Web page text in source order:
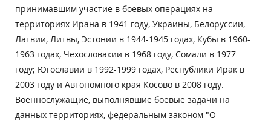
принимавшим участие в боевых операциях на
территориях Ирана в 1941 году, Украины, Белоруссии,
Латвии, Литвы, Эстонии в 1944-1945 годах, Кубы в 1960-
1963 годах, Чехословакии в 1968 году, Сомали в 1977
году; Югославии в 1992-1999 годах, Республики Ирак в
2003 году и Автономного края Косово в 2008 году.
Военнослужащие, выполнявшие боевые задачи на
данных территориях, федеральным законом "О